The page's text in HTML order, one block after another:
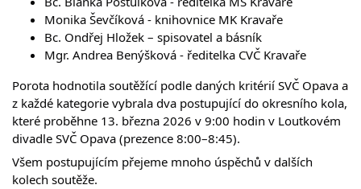
Monika Ševčíková - knihovnice MK Kravaře
Bc. Ondřej Hložek – spisovatel a básník
Mgr. Andrea Benýšková - ředitelka CVČ Kravaře
Porota hodnotila soutěžící podle daných kritérií SVČ Opava a
z každé kategorie vybrala dva postupující do okresního kola,
které proběhne 13. března 2026 v 9:00 hodin v Loutkovém
divadle SVČ Opava (prezence 8:00–8:45).
Všem postupujícím přejeme mnoho úspěchů v dalších
kolech soutěže.